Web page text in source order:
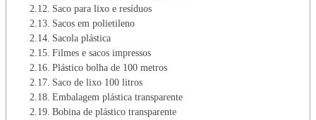
Saco para lixo e resíduos
Sacos em polietileno
Sacola plástica
Filmes e sacos impressos
Plástico bolha de 100 metros
Saco de lixo 100 litros
Embalagem plástica transparente
Bobina de plástico transparente